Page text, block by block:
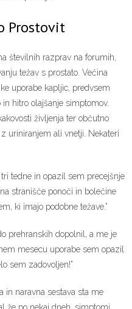
Prostovit
številnih razprav na forumih,
težav s prostato. Večina
uporabe kapljic, predvsem
in hitro olajšanje simptomov.
življenja ter občutno
uriniranjem ali vnetji. Nekateri
tedne in opazil sem precejšnje
stranišče ponoči in bolečine
ki imajo podobne težave.”
prehranskih dopolnil, a me je
mesecu uporabe sem opazil
sem zadovoljen!”
in naravna sestava sta me